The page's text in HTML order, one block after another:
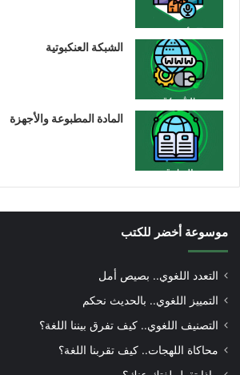
الشبكة العنكبوتية
المادة المطبوعة والأجهزة
موسوعة أخضر للكتب
التعدد اللغوي.. بصيص أمل
التمييز اللغوي.. بالحديث نحكم
التصنيف اللغوي.. كيف تفرق بيننا اللغة؟
محاكاة اللهجات.. كيف تقربنا اللغة؟